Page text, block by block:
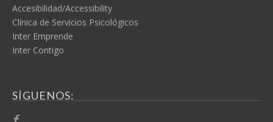
Accesibilidad/Accessibility
Clínica de Servicios Psicológicos
Inter Emprende
Inter Contigo
SÍGUENOS: